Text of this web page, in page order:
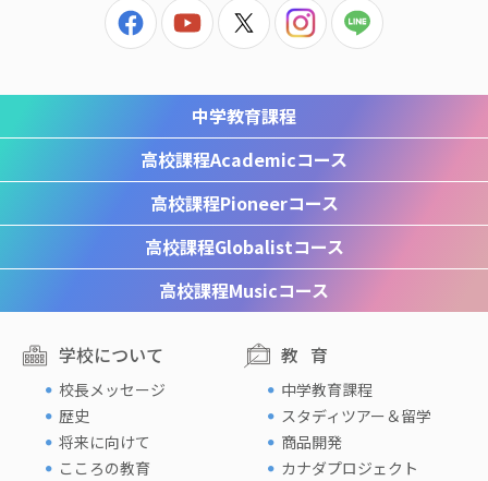
中学教育課程
高校課程Academicコース
高校課程Pioneerコース
高校課程Globalistコース
高校課程Musicコース
学校について
校長メッセージ
歴史
将来に向けて
こころの教育
教育
中学教育課程
スタディツアー＆留学
商品開発
カナダプロジェクト